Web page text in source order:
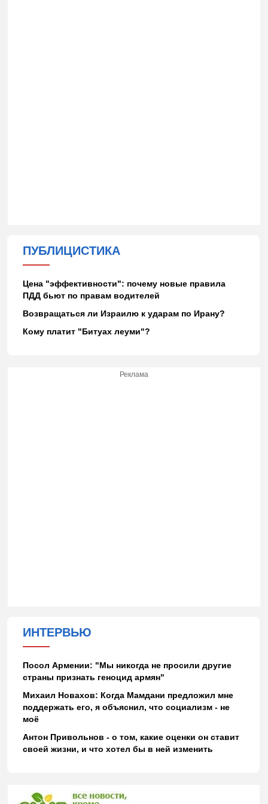
ПУБЛИЦИСТИКА
Цена "эффективности": почему новые правила
ПДД бьют по правам водителей
Возвращаться ли Израилю к ударам по Ирану?
Кому платит "Битуах леуми"?
Реклама
ИНТЕРВЬЮ
Посол Армении: "Мы никогда не просили другие
страны признать геноцид армян"
Михаил Новахов: Когда Мамдани предложил мне
поддержать его, я объяснил, что социализм - не
моё
Антон Привольнов - о том, какие оценки он ставит
своей жизни, и что хотел бы в ней изменить